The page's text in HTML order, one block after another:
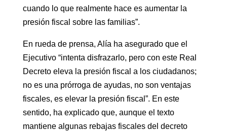
cuando lo que realmente hace es aumentar la
presión fiscal sobre las familias”.
En rueda de prensa, Alía ha asegurado que el
Ejecutivo “intenta disfrazarlo, pero con este Real
Decreto eleva la presión fiscal a los ciudadanos;
no es una prórroga de ayudas, no son ventajas
fiscales, es elevar la presión fiscal”. En este
sentido, ha explicado que, aunque el texto
mantiene algunas rebajas fiscales del decreto